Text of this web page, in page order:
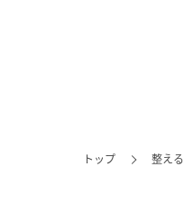
トップ 整える